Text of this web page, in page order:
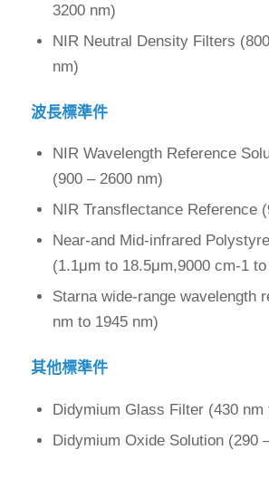
3200 nm)
NIR Neutral Density Filters
nm)
波長標準件
NIR Wavelength Reference
(900 – 2600 nm)
NIR Transflectance Reference
Near-and Mid-infrared
(1.1μm to 18.5μm,9000 cm-1
Starna wide-range wavelength
nm to 1945 nm)
其他標準件
Didymium Glass Filter (430 nm
Didymium Oxide Solution (290